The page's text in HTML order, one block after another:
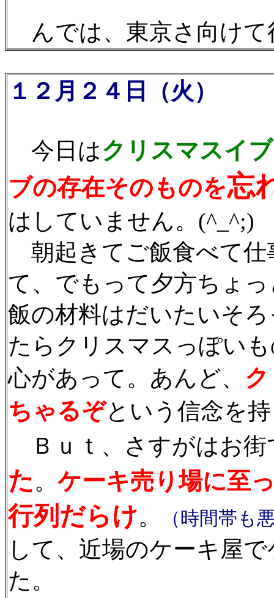
んでは、東京さ向けて
１２月２４日（火）
今日はクリスマスイブ
ブの存在そのものを忘
はしていません。(^_^;)
朝起きてご飯食べて仕
て、でもって夕方ちょ
飯の材料はだいたいそ
たらクリスマスっぽい
心があって。あんど、
ちゃるぞという信念を
Ｂｕｔ、さすがはお街
た。 ケーキ売り場に至
行列だらけ。 （時間帯も
して、近場のケーキ屋
た。